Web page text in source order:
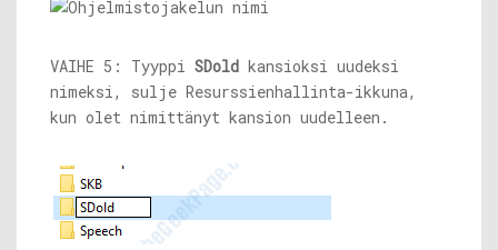
VAIHE 5: Tyyppi SDold kansioksi uudeksi
nimeksi, sulje Resurssienhallinta-ikkuna,
kun olet nimittänyt kansion uudelleen.